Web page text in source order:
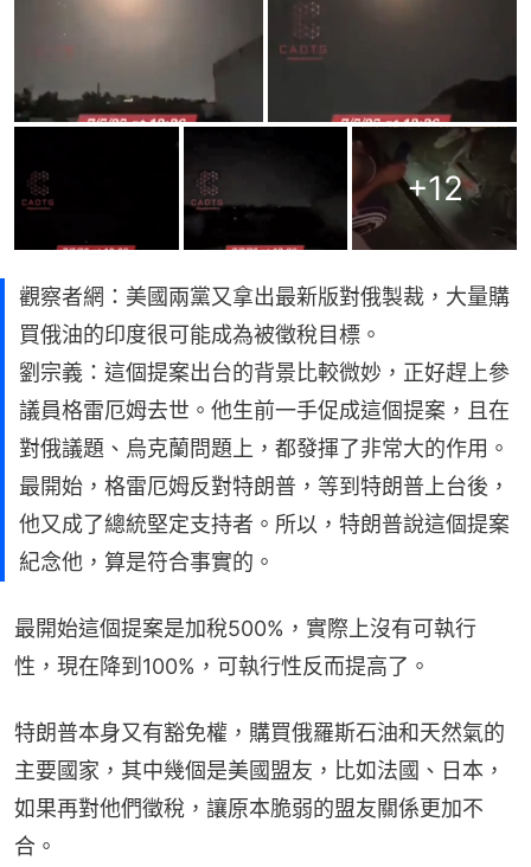
+12
觀察者網：美國兩黨又拿出最新版對俄製裁，大量購
買俄油的印度很可能成為被徵稅目標。
劉宗義：這個提案出台的背景比較微妙，正好趕上參
議員格雷厄姆去世。他生前一手促成這個提案，且在
對俄議題、烏克蘭問題上，都發揮了非常大的作用。
最開始，格雷厄姆反對特朗普，等到特朗普上台後，
他又成了總統堅定支持者。所以，特朗普說這個提案
紀念他，算是符合事實的。
最開始這個提案是加稅500%，實際上沒有可執行
性，現在降到100%，可執行性反而提高了。
特朗普本身又有豁免權，購買俄羅斯石油和天然氣的
主要國家，其中幾個是美國盟友，比如法國、日本，
如果再對他們徵稅，讓原本脆弱的盟友關係更加不
合。